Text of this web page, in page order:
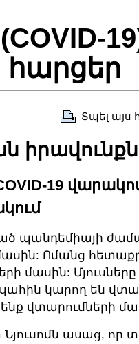
Տպել
19
պանդեմիայի
Ոմանց
մասին:
կարող են
վտարումների
ասաց, որ